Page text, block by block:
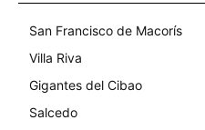
San Francisco de Macorís
Villa Riva
Gigantes del Cibao
Salcedo